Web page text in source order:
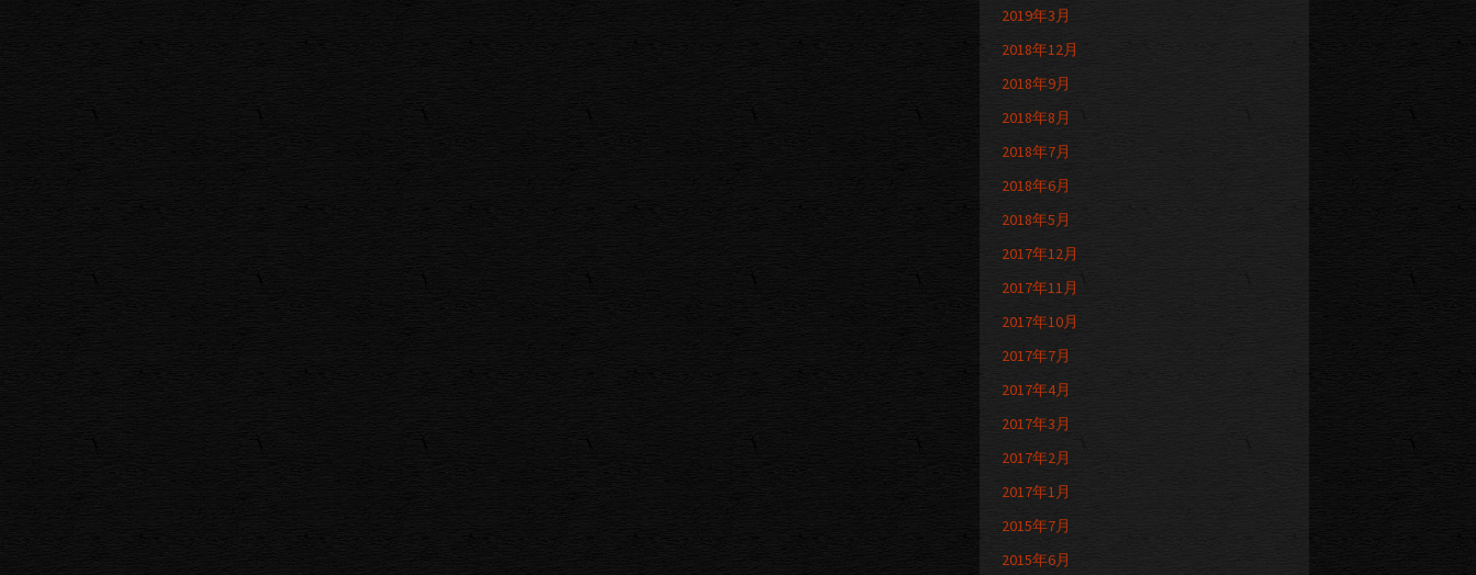
2019年3月
2018年12月
2018年9月
2018年8月
2018年7月
2018年6月
2018年5月
2017年12月
2017年11月
2017年10月
2017年7月
2017年4月
2017年3月
2017年2月
2017年1月
2015年7月
2015年6月